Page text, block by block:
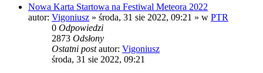
Nowa Karta Startowa na Festiwal Meteora 2022
autor: Vigoniusz » środa, 31 sie 2022, 09:21 » w PTR
0 Odpowiedzi
2873 Odsłony
Ostatni postautor: Vigoniusz
środa, 31 sie 2022, 09:21